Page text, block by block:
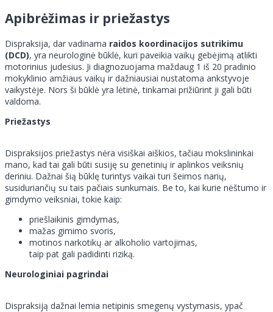
Apibrėžimas ir priežastys
Dispraksija, dar vadinama raidos koordinacijos sutrikimu
(DCD), yra neurologinė būklė, kuri paveikia vaikų gebėjimą atlikti
motorinius judesius. Ji diagnozuojama maždaug 1 iš 20 pradinio
mokyklinio amžiaus vaikų ir dažniausiai nustatoma ankstyvoje
vaikystėje. Nors ši būklė yra lėtinė, tinkamai prižiūrint ji gali būti
valdoma.
Priežastys
Dispraksijos priežastys nėra visiškai aiškios, tačiau mokslininkai
mano, kad tai gali būti susiję su genetinių ir aplinkos veiksnių
deriniu. Dažnai šią būklę turintys vaikai turi šeimos narių,
susiduriančių su tais pačiais sunkumais. Be to, kai kurie nėštumo ir
gimdymo veiksniai, tokie kaip:
priešlaikinis gimdymas,
mažas gimimo svoris,
motinos narkotikų ar alkoholio vartojimas,
taip pat gali padidinti riziką.
Neurologiniai pagrindai
Dispraksiją dažnai lemia netipinis smegenų vystymasis, ypač